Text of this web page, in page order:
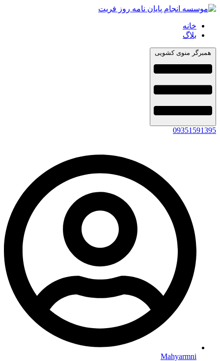
خانه
بلاگ
همبرگر منوی کشویی
09351591395
Mahyarmni